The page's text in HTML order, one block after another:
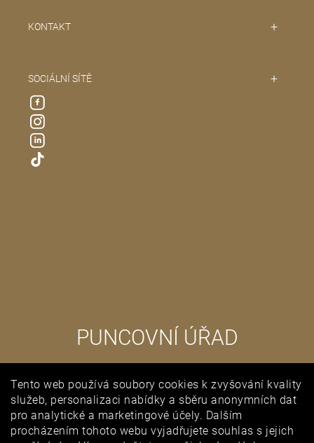
Tento web používá soubory cookies k zvyšování kvality
služeb, personalizaci nabídky a sběru anonymních dat
pro analytické a marketingové účely. Dalším
procházením tohoto webu vyjadřujete souhlas s jejich
KONTAKT
SOCIÁLNÍ SÍTĚ
PUNCOVNÍ ÚŘAD